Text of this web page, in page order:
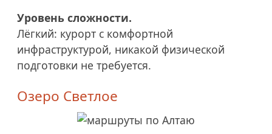
Уровень сложности.
Лёгкий: курорт с комфортной
инфраструктурой, никакой физической
подготовки не требуется.
Озеро Светлое